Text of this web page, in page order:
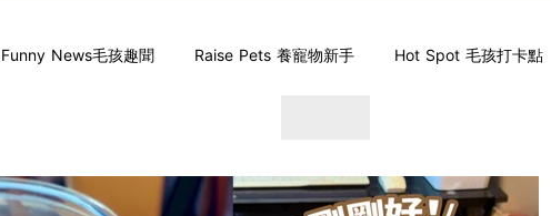
Funny News毛孩趣聞 Raise Pets 養寵物新手 Hot Spot 毛孩打卡點